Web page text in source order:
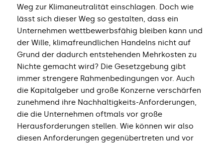
Weg zur Klimaneutralität einschlagen. Doch wie
lässt sich dieser Weg so gestalten, dass ein
Unternehmen wettbewerbsfähig bleiben kann und
der Wille, klimafreundlichen Handelns nicht auf
Grund der dadurch entstehenden Mehrkosten zu
Nichte gemacht wird? Die Gesetzgebung gibt
immer strengere Rahmenbedingungen vor. Auch
die Kapitalgeber und große Konzerne verschärfen
zunehmend ihre Nachhaltigkeits-Anforderungen,
die die Unternehmen oftmals vor große
Herausforderungen stellen. Wie können wir also
diesen Anforderungen gegenübertreten und vor